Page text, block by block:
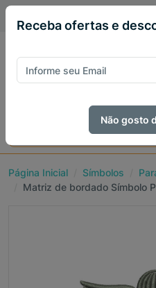
Página Inicial Símbolos
Matriz de bordado Símbolo
Receba ofertas e
Não gosto